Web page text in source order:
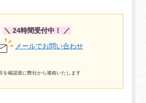
荷物が破損した場合、弁償はどのように
損害保険に加入しております。細心の注
ますが、万が一お客様の持ち物を破損さ
ださいご相談・お電話でのアドバイス・
る時間がない」「写真での見積や費用を
い合わせはメール、もしくはLINEが便利
話でのご相談がオススメです。 お問い
お問い合わせメールでお問い合わせLINE
け直します。
情報も閲覧可能です。便利屋スペースの
肥後ジャーナル熊本県の企業や店舗情報
メディアサイトです。肥後ジャーナルは
の公式ウェブサイトです。市民や訪問者
情報を提供しています。各種手続きの案
＼ 24時間受付中！ ／
メールでお問い合わせ
を確認後に弊社から連絡いたします